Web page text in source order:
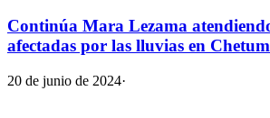
Continúa Mara Lezama
afectadas por las lluvias en
20 de junio de 2024·